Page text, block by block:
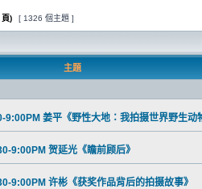
頁) [ 1326 個主題 ]
主題
9:00PM 姜平《野性大地：我拍摄世界野生动
9:00PM 贺延光《瞻前顾后》
9:00PM 许彬《获奖作品背后的拍摄故事》